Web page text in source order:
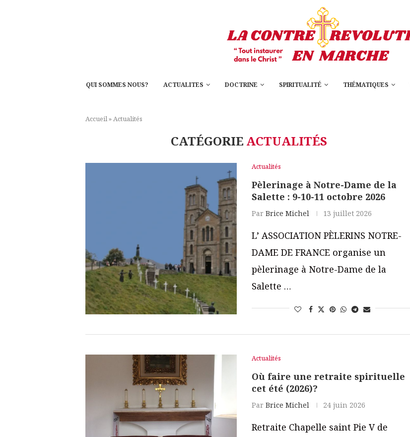
QUI SOMMES NOUS? ACTUALITES DOCTRINE SPIRITUALITÉ THÉMATIQUES
Accueil»Actualités
CATÉGORIE ACTUALITÉS
Actualités
Pèlerinage à Notre-Dame de la
Salette : 9-10-11 octobre 2026
Par Brice Michel 13 juillet 2026
L’ ASSOCIATION PÈLERINS NOTRE-
DAME DE FRANCE organise un
pèlerinage à Notre-Dame de la
Salette …
Actualités
Où faire une retraite spirituelle
cet été (2026)?
Par Brice Michel 24 juin 2026
Retraite Chapelle saint Pie V de